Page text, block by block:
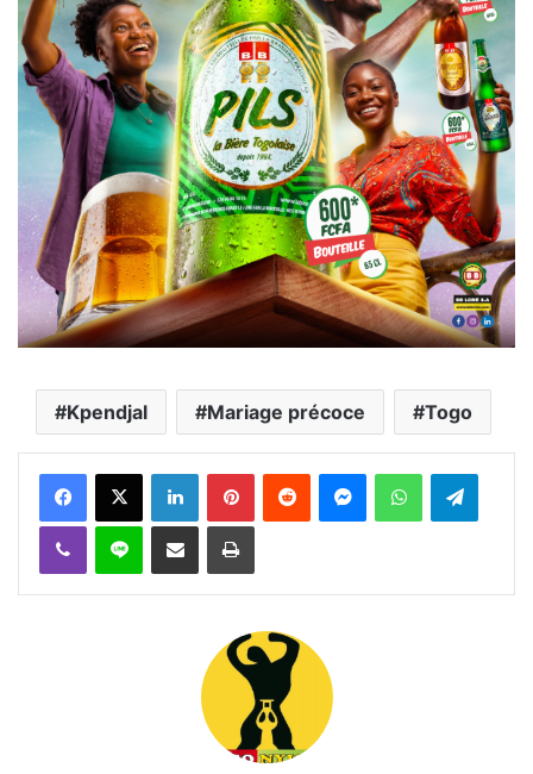
Kpendjal Mariage précoce Togo
FacebookX Linkedin PinterestReddit MessengerWhatsAppTelegram
Viber Ligne Partager par email Imprimer